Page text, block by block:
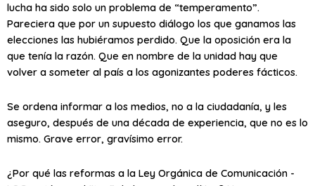
lucha ha sido solo un problema de “temperamento”.
Pareciera que por un supuesto diálogo los que ganamos las
elecciones las hubiéramos perdido. Que la oposición era la
que tenía la razón. Que en nombre de la unidad hay que
volver a someter al país a los agonizantes poderes fácticos.
Se ordena informar a los medios, no a la ciudadanía, y les
aseguro, después de una década de experiencia, que no es lo
mismo. Grave error, gravísimo error.
¿Por qué las reformas a la Ley Orgánica de Comunicación -